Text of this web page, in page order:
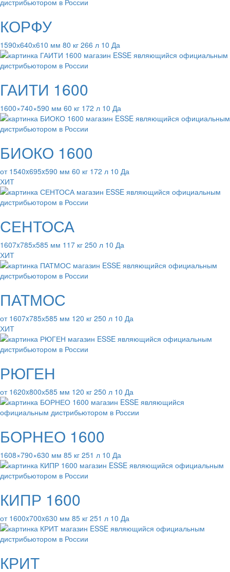
КОРФУ
1590х640х610 мм 80 кг 266 л 10 Да
ГАИТИ 1600
1600×740×590 мм 60 кг 172 л 10 Да
БИОКО 1600
от 1540x695x590 мм 60 кг 172 л 10 Да
ХИТ
СЕНТОСА
1607x785х585 мм 117 кг 250 л 10 Да
ХИТ
ПАТМОС
от 1607x785х585 мм 120 кг 250 л 10 Да
ХИТ
РЮГЕН
от 1620x800х585 мм 120 кг 250 л 10 Да
БОРНЕО 1600
1608×790×630 мм 85 кг 251 л 10 Да
КИПР 1600
от 1600x700x630 мм 85 кг 251 л 10 Да
КРИТ